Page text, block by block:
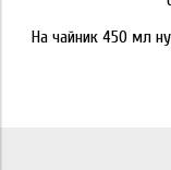
На чайник 450 мл